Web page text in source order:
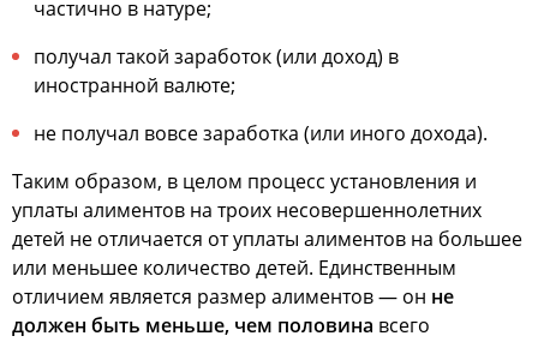
частично в натуре;
получал такой заработок (или доход) в
иностранной валюте;
не получал вовсе заработка (или иного дохода).
Таким образом, в целом процесс установления и
уплаты алиментов на троих несовершеннолетних
детей не отличается от уплаты алиментов на большее
или меньшее количество детей. Единственным
отличием является размер алиментов — он не
должен быть меньше, чем половина всего